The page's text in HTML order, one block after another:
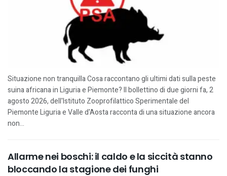
Situazione non tranquilla Cosa raccontano gli ultimi dati sulla peste
suina africana in Liguria e Piemonte? Il bollettino di due giorni fa, 2
agosto 2026, dell'Istituto Zooprofilattico Sperimentale del
Piemonte Liguria e Valle d'Aosta racconta di una situazione ancora
non...
Allarme nei boschi: il caldo e la siccità stanno
bloccando la stagione dei funghi